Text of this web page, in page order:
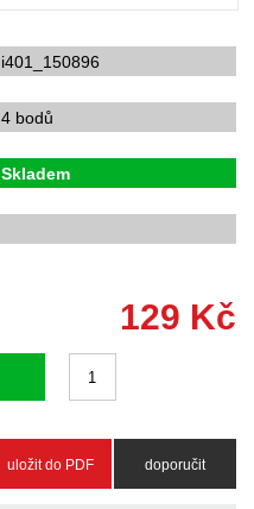
i401_150896
4 bodů
Skladem
129 Kč
uložit do PDF doporučit